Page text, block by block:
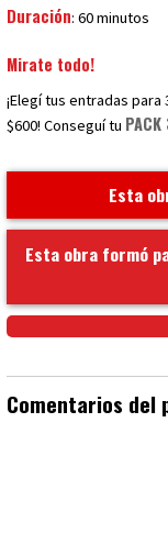
Duración: 60 minutos
Mirate todo!
¡Elegí tus entradas
$600! Conseguí tu
Esta
Esta obra formó
Comentarios del